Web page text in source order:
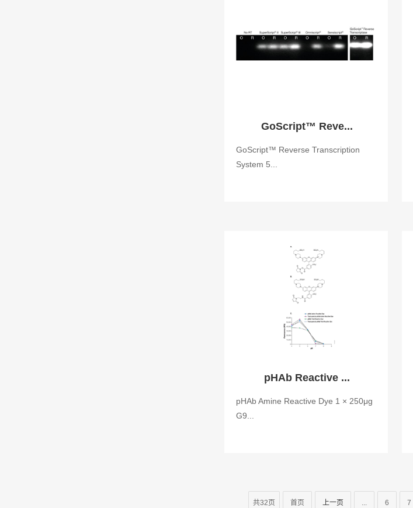
GoScript™ Reve...
GoScript™ Reverse Transcription
System 5...
pHAb Reactive ...
pHAb Amine Reactive Dye 1 × 250μg
G9...
共32页 首页 上一页 ... 6 7